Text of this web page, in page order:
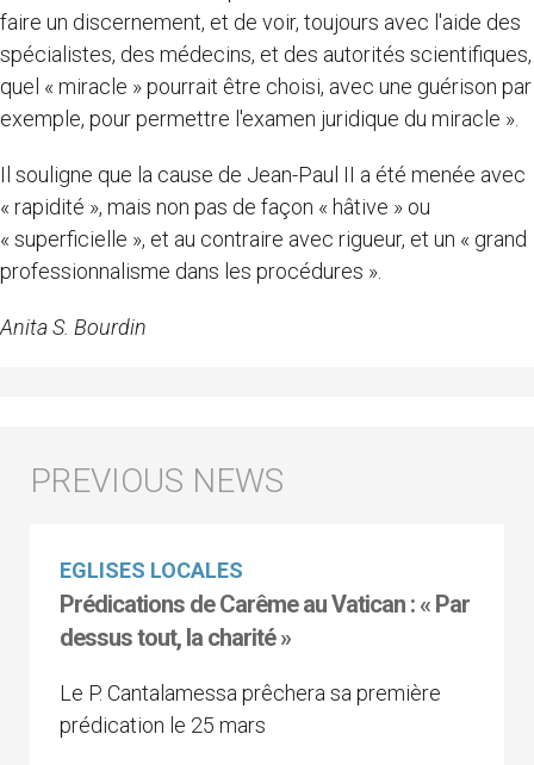
faire un discernement, et de voir, toujours avec l'aide des
spécialistes, des médecins, et des autorités scientifiques,
quel « miracle » pourrait être choisi, avec une guérison par
exemple, pour permettre l'examen juridique du miracle ».
Il souligne que la cause de Jean-Paul II a été menée avec
« rapidité », mais non pas de façon « hâtive » ou
« superficielle », et au contraire avec rigueur, et un « grand
professionnalisme dans les procédures ».
Anita S. Bourdin
EGLISES LOCALES
Prédications de Carême au Vatican : « Par
dessus tout, la charité »
Le P. Cantalamessa prêchera sa première
prédication le 25 mars